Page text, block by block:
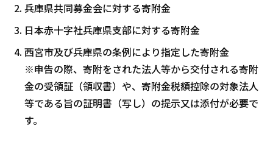
兵庫県共同募金会に対する寄附金
日本赤十字社兵庫県支部に対する寄附金
西宮市及び兵庫県の条例により指定した寄附金
※申告の際、寄附をされた法人等から交付される寄附
金の受領証（領収書）や、寄附金税額控除の対象法人
等である旨の証明書（写し）の提示又は添付が必要で
す。